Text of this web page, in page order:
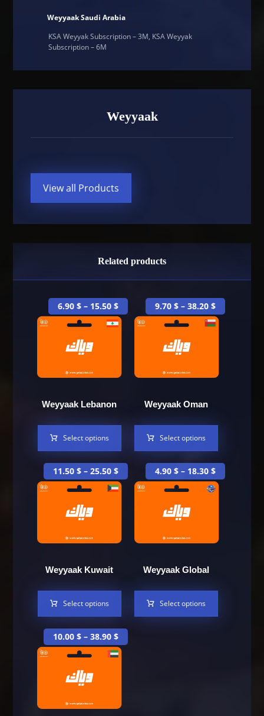
Weyyaak Saudi Arabia
KSA Weyyak Subscription – 3M, KSA Weyyak
Subscription – 6M
Weyyaak
View all Products
Related products
Weyyaak Lebanon
6.90$ – 15.50$
Select options
Weyyaak Oman
9.70 $ – 38.20 $
Select options
Weyyaak Kuwait
11.50$ – 25.50$
Select options
Weyyaak Global
4.90 $ – 18.30 $
Select options
10.00$ – 38.90$